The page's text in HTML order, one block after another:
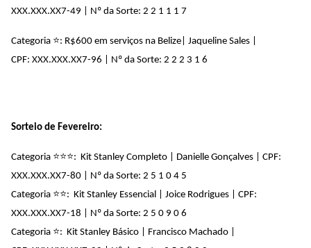
XXX.XXX.XX7-49 | Nº da Sorte: 2 2 1 1 1 7
Categoria ⭐: R$600 em serviços na Belize| Jaqueline Sales |
CPF: XXX.XXX.XX7-96 Nº da Sorte: 2 2 2 3 1 6
Sorteio de Fevereiro:
Categoria ⭐⭐⭐: Kit Stanley Completo | Danielle Gonçalves | CPF:
XXX.XXX.XX7-80 | Nº da Sorte: 2 5 1 0 4 5
Categoria ⭐⭐: Kit Stanley Essencial | Joice Rodrigues | CPF:
XXX.XXX.XX7-18 | Nº da Sorte: 2 5 0 9 0 6
Categoria ⭐: Kit Stanley Básico | Francisco Machado |